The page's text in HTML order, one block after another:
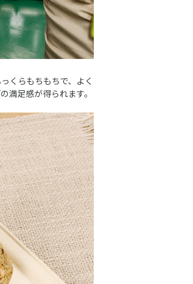
くらもちもちで、よく
満足感が得られます。